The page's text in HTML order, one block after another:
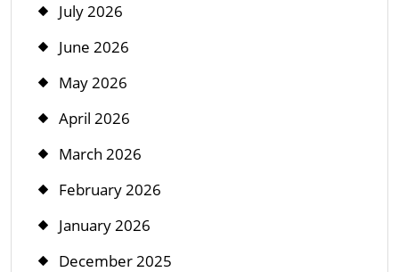
July 2026
June 2026
May 2026
April 2026
March 2026
February 2026
January 2026
December 2025